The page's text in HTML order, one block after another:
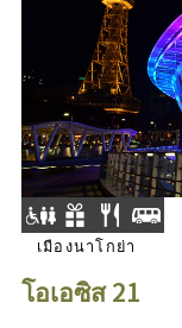
เมืองนาโกย่า
โอเอซิส 21